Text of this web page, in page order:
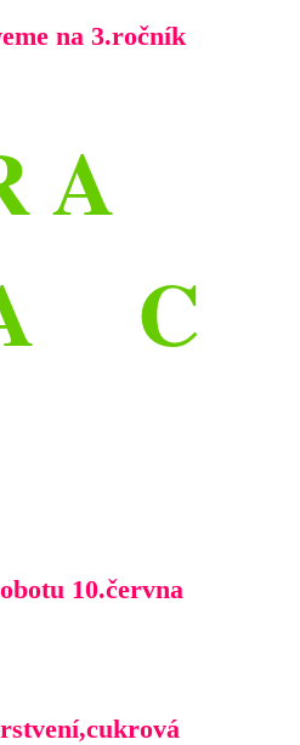
3.ročník
A
C
10.června